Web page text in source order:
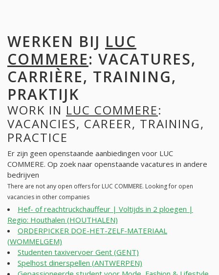
WERKEN BIJ LUC
COMMERE: VACATURES,
CARRIÈRE, TRAINING,
PRAKTIJK
WORK IN LUC COMMERE:
VACANCIES, CAREER, TRAINING,
PRACTICE
Er zijn geen openstaande aanbiedingen voor LUC
COMMERE. Op zoek naar openstaande vacatures in andere
bedrijven
There are not any open offers for LUC COMMERE. Looking for open
vacancies in other companies
Hef- of reachtruckchauffeur | Voltijds in 2 ploegen |
Regio: Houthalen (HOUTHALEN)
ORDERPICKER DOE-HET-ZELF-MATERIAAL
(WOMMELGEM)
Studenten taxivervoer Gent (GENT)
Spelhost dinerspellen (ANTWERPEN)